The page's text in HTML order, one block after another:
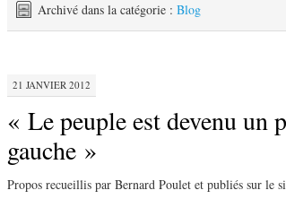
Archivé dans la catégorie : Blog
21 JANVIER 2012
« Le peuple est devenu un
gauche »
Propos recueillis par Bernard Poulet et publiés sur le